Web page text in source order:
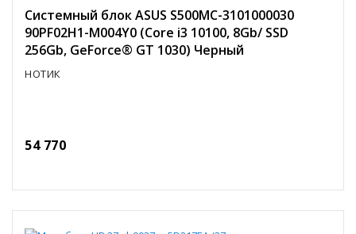
Системный блок ASUS S500MC-3101000030
90PF02H1-M004Y0 (Core i3 10100, 8Gb/ SSD
256Gb, GeForce® GT 1030) Черный
НОТИК
54 770